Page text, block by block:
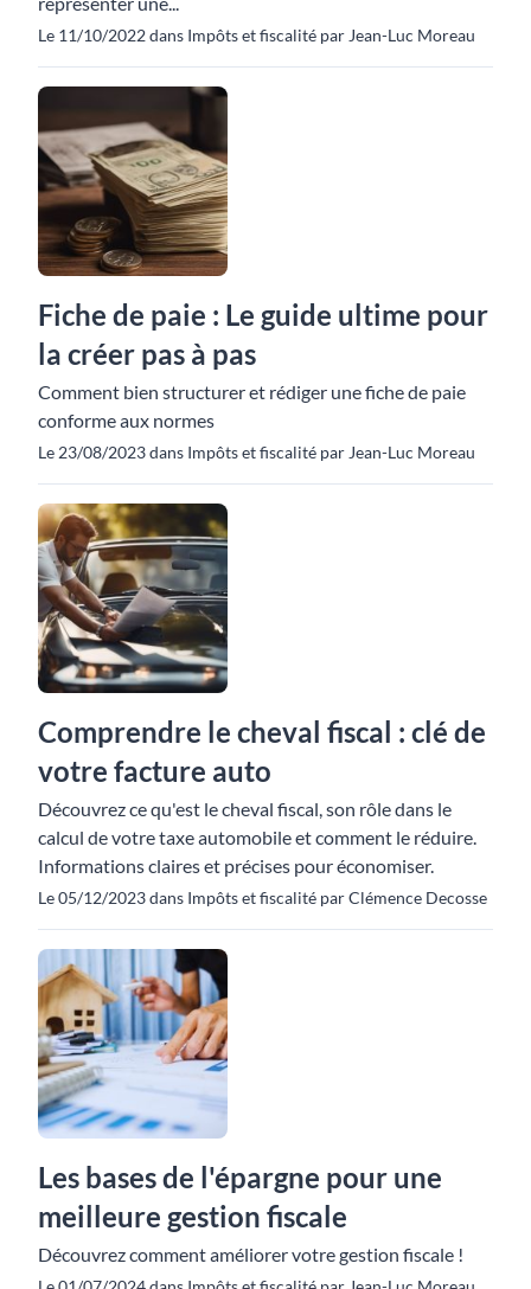
Le 11/10/2022 dans Impôts et fiscalité par Jean-Luc Moreau
Fiche de paie : Le guide ultime pour
la créer pas à pas
Comment bien structurer et rédiger une fiche de paie
conforme aux normes
Le 23/08/2023 dans Impôts et fiscalité par Jean-Luc Moreau
Comprendre le cheval fiscal : clé de
votre facture auto
Découvrez ce qu'est le cheval fiscal, son rôle dans le
calcul de votre taxe automobile et comment le réduire.
Informations claires et précises pour économiser.
Le 05/12/2023 dans Impôts et fiscalité par Clémence Decosse
Les bases de l'épargne pour une
meilleure gestion fiscale
Découvrez comment améliorer votre gestion fiscale !